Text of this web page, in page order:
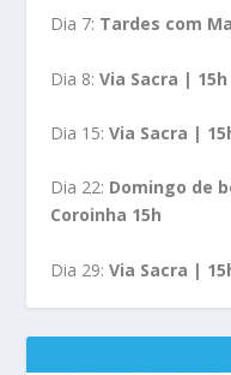
Dia 7: Tardes com
Dia 8:Via Sacra | 15h
Dia 15:Via Sacra |
Dia 22: Domingo de
Coroinha 15h
Dia 29:Via Sacra |